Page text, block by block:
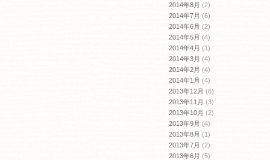
2014年8月 (2)
2014年7月 (6)
2014年6月 (2)
2014年5月 (4)
2014年4月 (1)
2014年3月 (4)
2014年2月 (4)
2014年1月 (4)
2013年12月 (6)
2013年11月 (3)
2013年10月 (2)
2013年9月 (4)
2013年8月 (1)
2013年7月 (2)
2013年6月 (5)